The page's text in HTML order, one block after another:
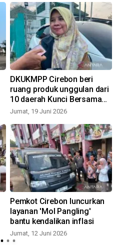
DKUKMPP Cirebon beri
ruang produk unggulan dari
10 daerah Kunci Bersama
masuk Mal UKM
Jumat, 19 Juni 2026
Pemkot Cirebon luncurkan
layanan 'Mol Pangling'
bantu kendalikan inflasi
Jumat, 12 Juni 2026